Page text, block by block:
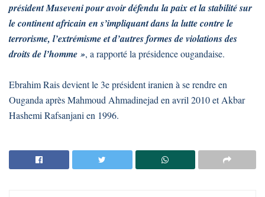
président Museveni pour avoir défendu la paix et la stabilité sur
le continent africain en s’impliquant dans la lutte contre le
terrorisme, l’extrémisme et d’autres formes de violations des
droits de l’homme », a rapporté la présidence ougandaise.
Ebrahim Rais devient le 3e président iranien à se rendre en
Ouganda après Mahmoud Ahmadinejad en avril 2010 et Akbar
Hashemi Rafsanjani en 1996.